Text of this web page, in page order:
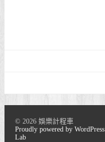
© 2026 娛樂計程車
Proudly powered by WordPress
Lab